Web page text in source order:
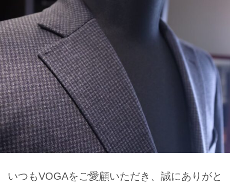
いつもVOGAをご愛顧いただき、誠にありがと